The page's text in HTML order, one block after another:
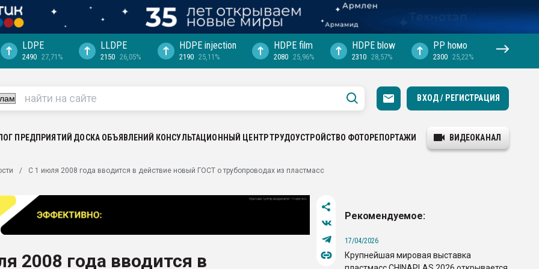
выходит на
рынке
LDPE
2490 27,71%
LLDPE
2150 26,05%
HDPE injection
2190 25,11%
HDPE film
2080 25,96%
HDPE blow
2310 28,57%
PP hомо
2300 25,22%
ВХОД / РЕГИСТРАЦИЯ
ПРЕДПРИЯТИЙ ДОСКА ОБЪЯВЛЕНИЙ КОНСУЛЬТАЦИОННЫЙ ЦЕНТРТРУДОУСТРОЙСТВО ФОТОРЕПОРТАЖИ ВИДЕОКАНАЛ
С 1 июля 2008 года вводится в действие новый ГОСТ о трубопроводах из пластмасс
2008 года вводится в
Рекомендуемое:
17/04/2026
Крупнейшая мировая выставка